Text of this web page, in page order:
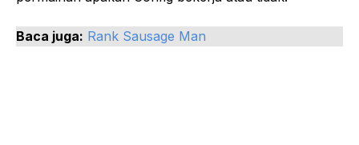
Baca juga: Rank Sausage Man